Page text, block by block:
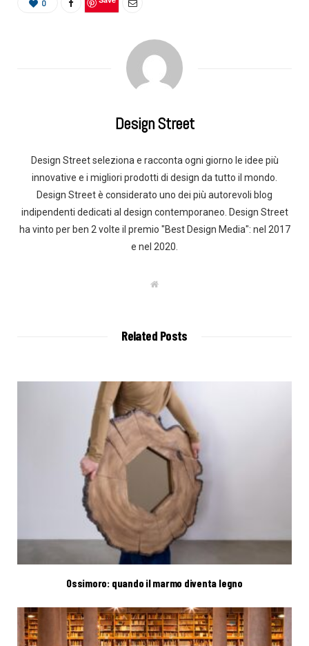
0
Design Street
Design Street seleziona e racconta ogni giorno le idee più
innovative e i migliori prodotti di design da tutto il mondo.
Design Street è considerato uno dei più autorevoli blog
indipendenti dedicati al design contemporaneo. Design Street
ha vinto per ben 2 volte il premio "Best Design Media": nel 2017
e nel 2020.
W
Related Posts
Ossimoro: quando il marmo diventa legno